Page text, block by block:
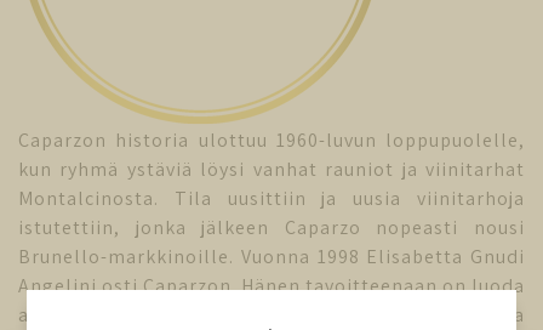
Caparzon historia ulottuu 1960-luvun loppupuolelle,
kun ryhmä ystäviä löysi vanhat rauniot ja viinitarhat
Montalcinosta. Tila uusittiin ja uusia viinitarhoja
istutettiin, jonka jälkeen Caparzo nopeasti nousi
Brunello-markkinoille. Vuonna 1998 Elisabetta Gnudi
Angelini osti Caparzon. Hänen tavoitteenaan on luoda
aluetta kunnioittavia korkealaatuisia viinejä, joissa